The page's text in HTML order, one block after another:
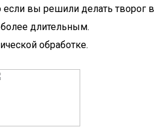
вы решили делать творог
длительным.
обработке.